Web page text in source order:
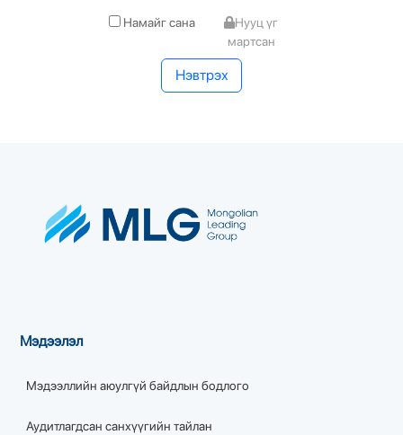
Намайг сана
Нууц үг
мартсан
Нэвтрэх
Мэдээлэл
Мэдээллийн аюулгүй байдлын бодлого
Аудитлагдсан санхүүгийн тайлан